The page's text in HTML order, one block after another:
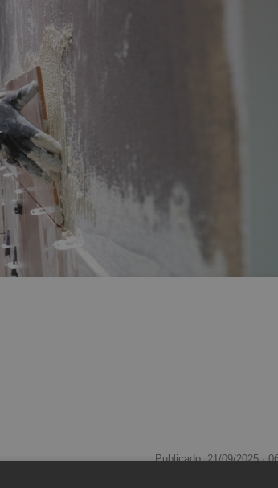
Publicado: 21/09/2025 ·